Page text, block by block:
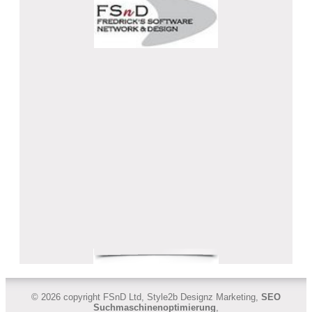
© 2026 copyright FSnD Ltd, Style2b Designz Marketing, SEO
Suchmaschinenoptimierung,